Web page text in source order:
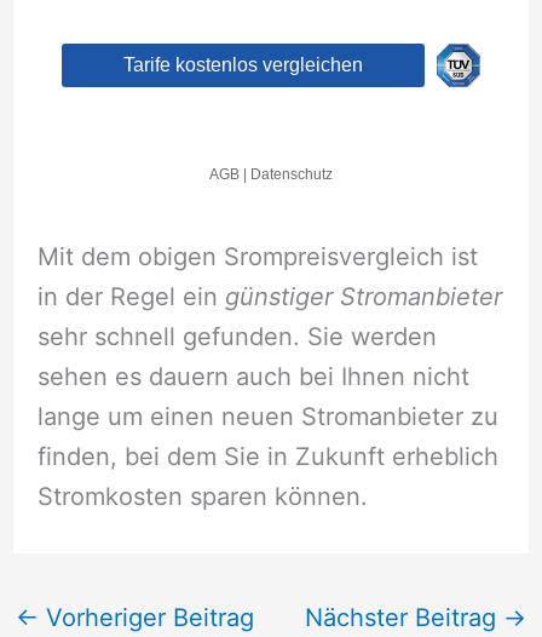
Mit dem obigen Srompreisvergleich ist
in der Regel ein günstiger Stromanbieter
sehr schnell gefunden. Sie werden
sehen es dauern auch bei Ihnen nicht
lange um einen neuen Stromanbieter zu
finden, bei dem Sie in Zukunft erheblich
Stromkosten sparen können.
← Vorheriger Beitrag Nächster Beitrag →